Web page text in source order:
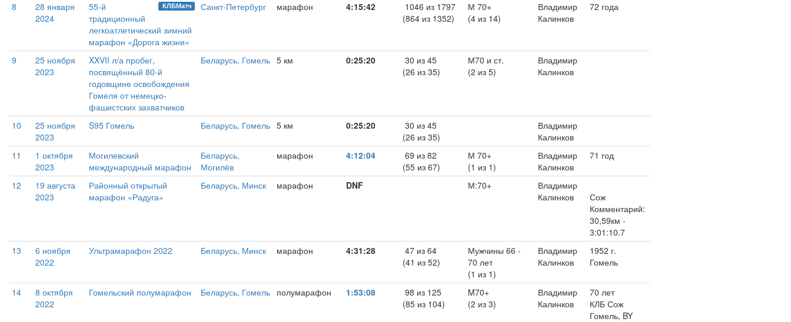
8
28 января
2024
КЛБМатч
55-й
традиционный
легкоатлетический зимний
марафон «Дорога жизни»
Санкт-Петербург марафон 4:15:42
1046 из 1797
(864 из 1352)
М 70+
(4 из 14)
Владимир
Калинков
72 года
9
25 ноября
2023
XXVII л/а пробег,
посвящённый 80-й
годовщине освобождения
Гомеля от немецко-
фашистских захватчиков
Беларусь, Гомель 5 км 0:25:20
30 из 45
(26 из 35)
М70 и ст.
(2 из 5)
Владимир
Калинков
10
25 ноября
2023
S95 Гомель Беларусь, Гомель 5 км 0:25:20
30 из 45
(26 из 35)
Владимир
Калинков
11
1 октября
2023
Могилевский
международный марафон
Беларусь,
Могилёв
марафон 4:12:04
69 из 82
(55 из 67)
М 70+
(1 из 1)
Владимир
Калинков
71 год
12
19 августа
2023
Районный открытый
марафон «Радуга»
Беларусь, Минск марафон DNF М:70+
Владимир
Калинков
Сож
Комментарий:
30,59км -
3:01:10.7
13
6 ноября
2022
Ультрамарафон 2022 Беларусь, Минск марафон 4:31:28
47 из 64
(41 из 52)
Мужчины 66 -
70 лет
(1 из 1)
Владимир
Калинков
1952 г.
Гомель
14
8 октября
2022
Гомельский полумарафон Беларусь, Гомель полумарафон 1:53:08
98 из 125
(85 из 104)
M70+
(2 из 3)
Владимир
Калинков
70 лет
КЛБ Сож
Гомель, BY